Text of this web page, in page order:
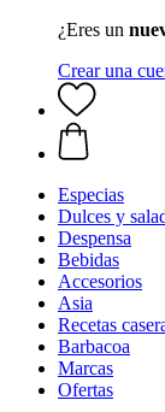
¿Eres un
Crear una
Especias
Dulces y
Despensa
Bebidas
Accesorios
Asia
Recetas
Barbacoa
Marcas
Ofertas